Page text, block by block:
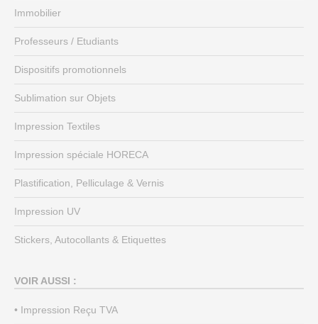
Immobilier
Professeurs / Etudiants
Dispositifs promotionnels
Sublimation sur Objets
Impression Textiles
Impression spéciale HORECA
Plastification, Pelliculage & Vernis
Impression UV
Stickers, Autocollants & Etiquettes
VOIR AUSSI :
• Impression Reçu TVA